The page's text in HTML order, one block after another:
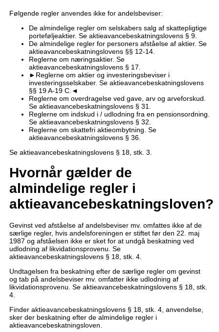
Følgende regler anvendes ikke for andelsbeviser:
De almindelige regler om selskabers salg af skattepligtige
porteføljeaktier. Se aktieavancebeskatningslovens § 9.
De almindelige regler for personers afståelse af aktier. Se
aktieavancebeskatningslovens §§ 12-14.
Reglerne om næringsaktier. Se
aktieavancebeskatningslovens § 17.
►Reglerne om aktier og investeringsbeviser i
investeringsselskaber. Se aktieavancebeskatningslovens
§§ 19 A-19 C.◄
Reglerne om overdragelse ved gave, arv og arveforskud.
Se aktieavancebeskatningslovens § 31.
Reglerne om indskud i / udlodning fra en pensionsordning.
Se aktieavancebeskatningslovens § 32.
Reglerne om skattefri aktieombytning. Se
aktieavancebeskatningslovens § 36.
Se aktieavancebeskatningslovens § 18, stk. 3.
Hvornår gælder de
almindelige regler i
aktieavancebeskatningsloven?
Gevinst ved afståelse af andelsbeviser mv. omfattes ikke af de
særlige regler, hvis andelsforeningen er stiftet før den 22. maj
1987 og afståelsen ikke er sket for at undgå beskatning ved
udlodning af likvidationsprovenu. Se
aktieavancebeskatningslovens § 18, stk. 4.
Undtagelsen fra beskatning efter de særlige regler om gevinst
og tab på andelsbeviser mv. omfatter ikke udlodning af
likvidationsprovenu. Se aktieavancebeskatningslovens § 18, stk.
4.
Finder aktieavancebeskatningslovens § 18, stk. 4, anvendelse,
sker der beskatning efter de almindelige regler i
aktieavancebeskatningsloven.